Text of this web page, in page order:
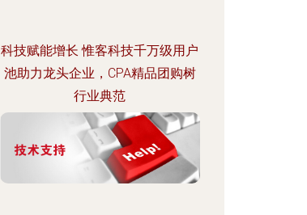
科技赋能增长 惟客科技千万级用户
池助力龙头企业，CPA精品团购树
行业典范